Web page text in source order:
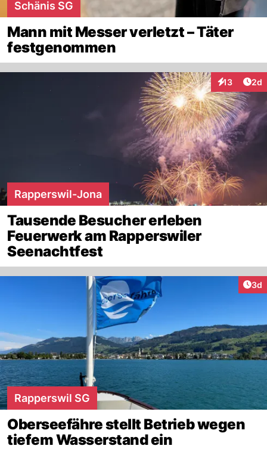
Schänis SG
Mann mit Messer verletzt – Täter
festgenommen
13
Interaktionen
2d
Rapperswil-Jona
Tausende Besucher erleben
Feuerwerk am Rapperswiler
Seenachtfest
3d
Rapperswil SG
Oberseefähre stellt Betrieb wegen
tiefem Wasserstand ein